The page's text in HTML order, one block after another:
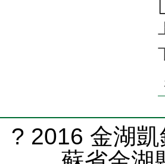
? 2016 金湖